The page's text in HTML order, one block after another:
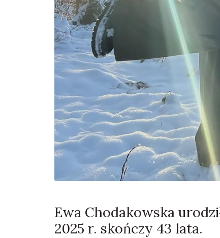
Ewa Chodakowska
2025 r. skończy 43 lata.